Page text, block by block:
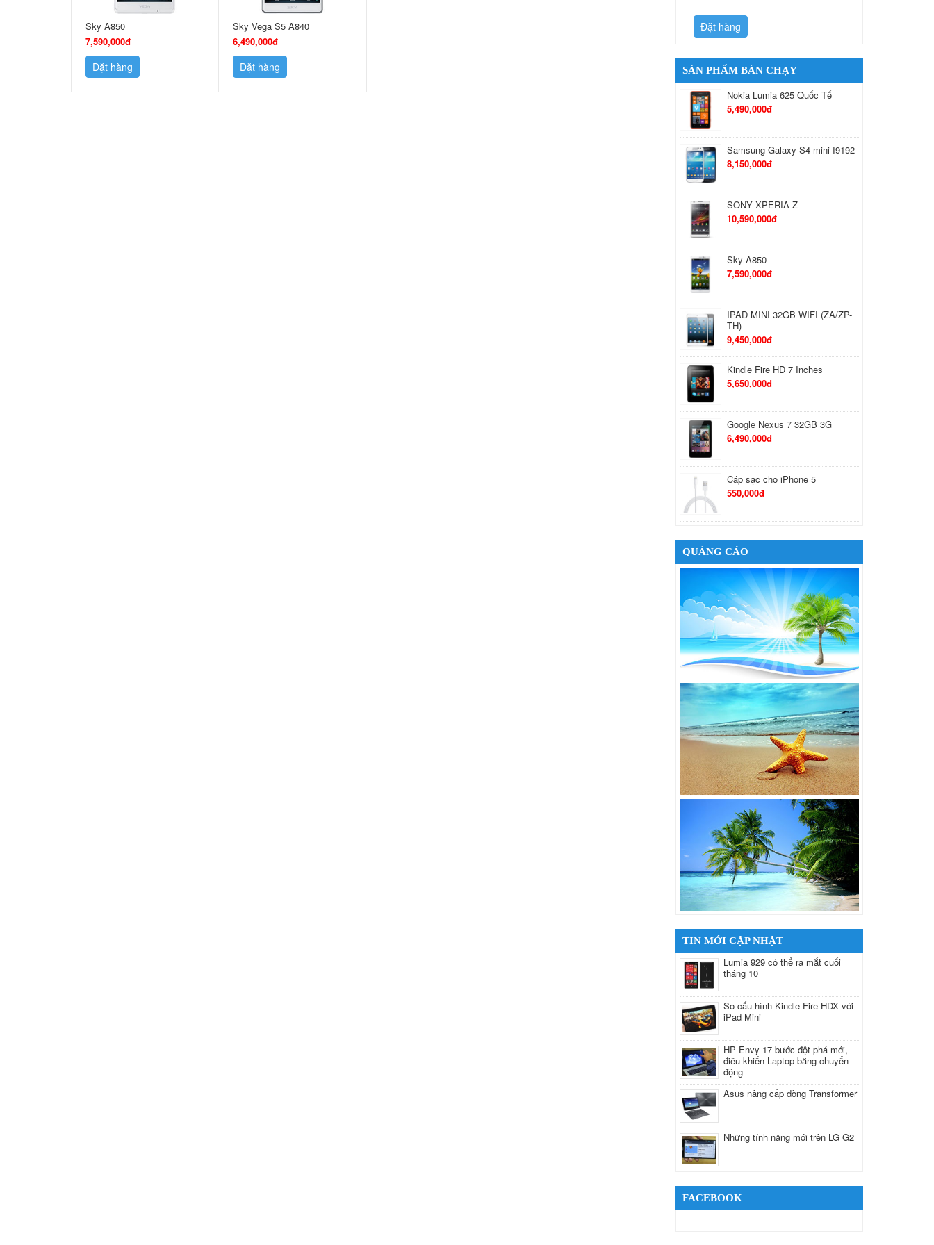
Sky A850
7,590,000đ
Đặt hàng
Sky Vega S5 A840
6,490,000đ
Đặt hàng
Đặt hàng
SẢN PHẨM BÁN CHẠY
Nokia Lumia 625 Quốc Tế
5,490,000đ
Samsung Galaxy S4 mini I9192
8,150,000đ
SONY XPERIA Z
10,590,000đ
Sky A850
7,590,000đ
IPAD MINI 32GB WIFI (ZA/ZP-
TH)
9,450,000đ
Kindle Fire HD 7 Inches
5,650,000đ
Google Nexus 7 32GB 3G
6,490,000đ
Cáp sạc cho iPhone 5
550,000đ
650,000đ
Tai nghe Stereo Sony MH710
410,000đ
QUẢNG CÁO
TIN MỚI CẬP NHẬT
Lumia 929 có thể ra mắt cuối
tháng 10
So cấu hình Kindle Fire HDX với
iPad Mini
HP Envy 17 bước đột phá mới,
điều khiển Laptop bằng chuyển
động
Asus nâng cấp dòng Transformer
Những tính năng mới trên LG G2
FACEBOOK